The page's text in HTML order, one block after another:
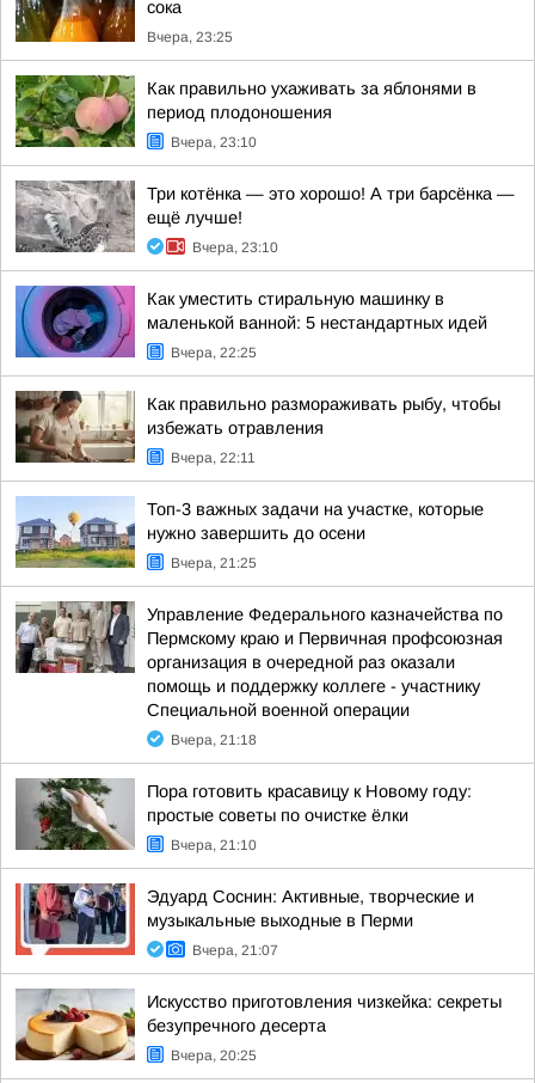
сока
Вчера, 23:25
Как правильно ухаживать за яблонями в
период плодоношения
Вчера, 23:10
Три котёнка — это хорошо! А три барсёнка —
ещё лучше!
Вчера, 23:10
Как уместить стиральную машинку в
маленькой ванной: 5 нестандартных идей
Вчера, 22:25
Как правильно размораживать рыбу, чтобы
избежать отравления
Вчера, 22:11
Топ-3 важных задачи на участке, которые
нужно завершить до осени
Вчера, 21:25
Управление Федерального казначейства по
Пермскому краю и Первичная профсоюзная
организация в очередной раз оказали
помощь и поддержку коллеге - участнику
Специальной военной операции
Вчера, 21:18
Пора готовить красавицу к Новому году:
простые советы по очистке ёлки
Вчера, 21:10
Эдуард Соснин: Активные, творческие и
музыкальные выходные в Перми
Вчера, 21:07
Искусство приготовления чизкейка: секреты
безупречного десерта
Вчера, 20:25